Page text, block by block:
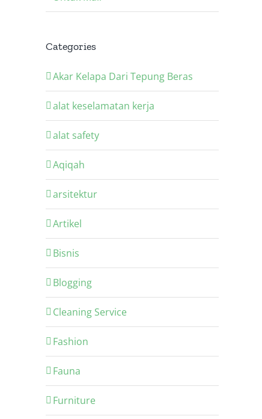
Categories
Akar Kelapa Dari Tepung Beras
alat keselamatan kerja
alat safety
Aqiqah
arsitektur
Artikel
Bisnis
Blogging
Cleaning Service
Fashion
Fauna
Furniture